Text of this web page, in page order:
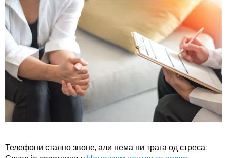
Телефони стално звоне, али нема ни трага од стреса: